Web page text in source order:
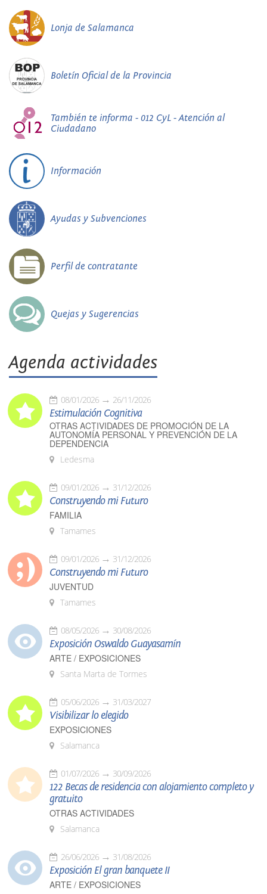
Lonja de Salamanca
Boletín Oficial de la Provincia
También te informa - 012 CyL - Atención al
Ciudadano
Información
Ayudas y Subvenciones
Perfil de contratante
Quejas y Sugerencias
Agenda actividades
08/01/2026 26/11/2026
Estimulación Cognitiva
OTRAS ACTIVIDADES DE PROMOCIÓN DE LA
AUTONOMÍA PERSONAL Y PREVENCIÓN DE LA
DEPENDENCIA
Ledesma
09/01/2026 31/12/2026
Construyendo mi Futuro
FAMILIA
Tamames
09/01/2026 31/12/2026
Construyendo mi Futuro
JUVENTUD
Tamames
08/05/2026 30/08/2026
Exposición Oswaldo Guayasamín
ARTE / EXPOSICIONES
Santa Marta de Tormes
05/06/2026 31/03/2027
Visibilizar lo elegido
EXPOSICIONES
Salamanca
01/07/2026 30/09/2026
122 Becas de residencia con alojamiento completo y
gratuito
OTRAS ACTIVIDADES
Salamanca
26/06/2026 31/08/2026
Exposición El gran banquete II
ARTE / EXPOSICIONES